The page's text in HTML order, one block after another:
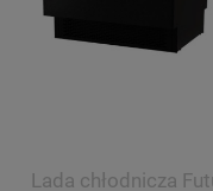
Lada chłodnicza